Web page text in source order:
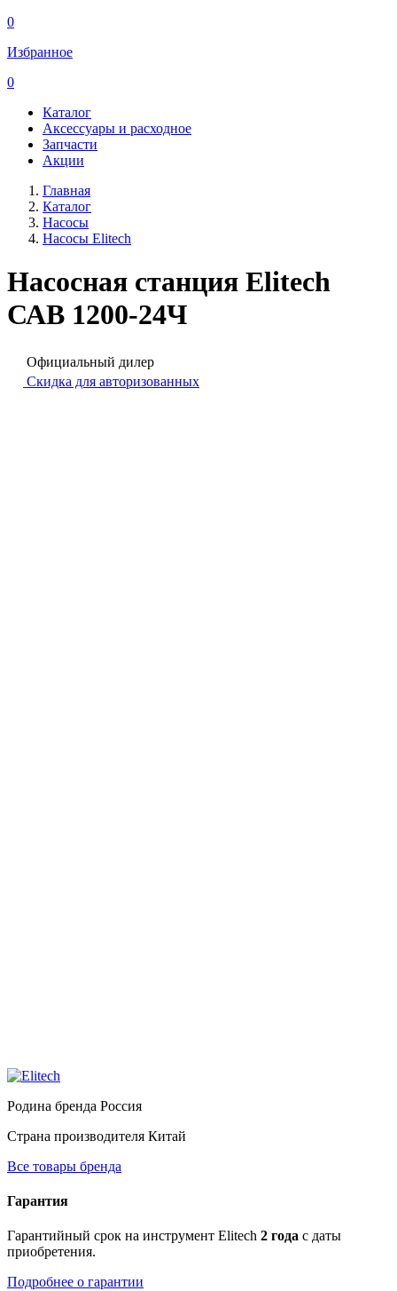
0
Избранное
0
Каталог
Аксессуары и расходное
Запчасти
Акции
Главная
Каталог
Насосы
Насосы Elitech
Насосная станция Elitech
САВ 1200-24Ч
Официальный дилер
Скидка для авторизованных
Родина бренда Россия
Страна производителя Китай
Все товары бренда
Гарантия
Гарантийный срок на инструмент Elitech 2 года с даты
приобретения.
Подробнее о гарантии